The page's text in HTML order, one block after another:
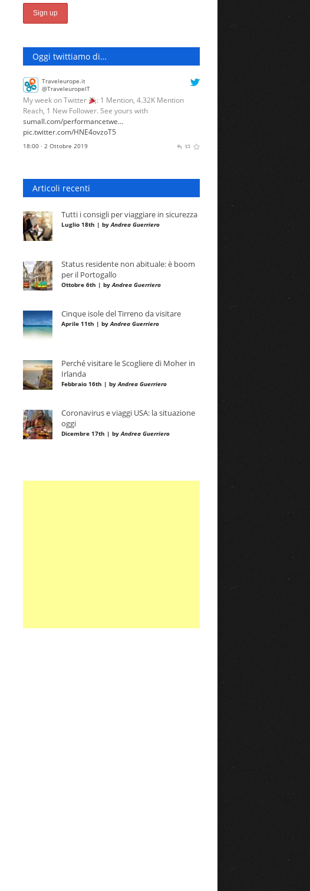
Oggi twittiamo di…
Traveleurope.it
@TraveleuropeIT
My week on Twitter
: 1 Mention, 4.32K Mention
Reach, 1 New Follower. See yours with
sumall.com/performancetwe…
pic.twitter.com/HNE4ovzoT5
18:00 · 2 Ottobre 2019
Articoli recenti
Tutti i consigli per viaggiare in sicurezza
Luglio 18th | byAndrea Guerriero
Status residente non abituale: è boom
per il Portogallo
Ottobre 6th | byAndrea Guerriero
Cinque isole del Tirreno da visitare
Aprile 11th | byAndrea Guerriero
Perché visitare le Scogliere di Moher in
Irlanda
Febbraio 16th | byAndrea Guerriero
Coronavirus e viaggi USA: la situazione
oggi
Dicembre 17th | byAndrea Guerriero